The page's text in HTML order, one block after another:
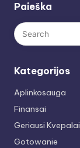
Paieška
Kategorijos
Aplinkosauga
Finansai
Geriausi Kvepalai
Gotowanie